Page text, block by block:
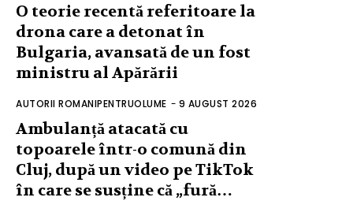
O teorie recentă referitoare la
drona care a detonat în
Bulgaria, avansată de un fost
ministru al Apărării
AUTORII ROMANIPENTRUOLUME - 9 AUGUST 2026
Ambulanță atacată cu
topoarele într-o comună din
Cluj, după un video pe TikTok
în care se susține că „fură…